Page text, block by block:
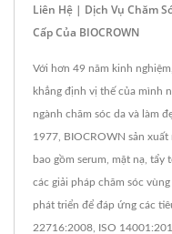
Liên Hệ | Dịch Vụ Chăm
Cấp Của BIOCROWN
Với hơn 49 năm kinh
khẳng định vị thế của mình
ngành chăm sóc da và làm
1977, BIOCROWN sản xuất
bao gồm serum, mặt nạ, tẩy
các giải pháp chăm sóc
phát triển để đáp ứng các
22716:2008, ISO